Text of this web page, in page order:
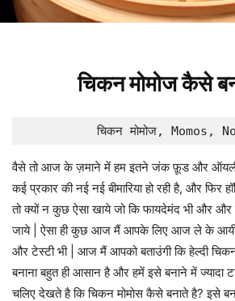
चिकन मोमोज कैसे
चिकन मोमोज, Momos,
वैसे तो आज के ज़माने में हम इतने जंक फ़ूड और
कई प्रकार की नई नई बीमारिया हो रही है, और फिर
तो क्यों न कुछ ऐसा खाये जो कि फायदेमंद भी और
जाये | ऐसा ही कुछ आज मैं आपके लिए आज ले के आयी
और टेस्टी भी | आज मैं आपको बताउंगी कि हेल्दी
बनाना बहुत ही आसान है और हमें इसे बनाने में ज्यादा
चलिए देखते है कि चिकन मोमोस कैसे बनाते है? इसे